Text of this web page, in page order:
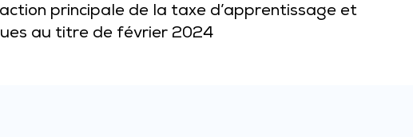
principale de la taxe d’apprentissage et
au titre de février 2024